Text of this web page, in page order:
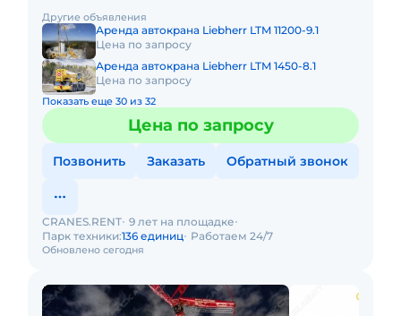
Технические хара
Другие объявления
Аренда автокрана Liebherr LTM 11200-9.1
Цена по запросу
Аренда автокрана Liebherr LTM 1450-8.1
Цена по запросу
Показать еще 30 из 32
Цена по запросу
Позвонить Заказать Обратный звонок
Обновлено сегодня
CRANES.RENT 9 лет на площадке
Парк техники:136 единиц Работаем 24/7